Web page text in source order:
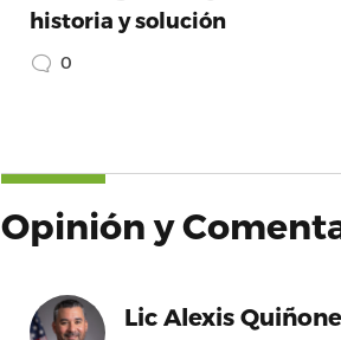
historia y solución
0
Opinión y
Lic Alexis